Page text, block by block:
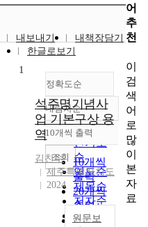
내보내기
내책장담기
한글로보기
정확도순
정확도
순
인기도
순
연도순
제목순
저자순
발행기
내림차순
내림차순
10개씩 출력
10개씩
출력
20개씩
출력
30개씩
조회
1
석주명기념사
업 기본구상 용
역
김찬수
제주특별자치도
2024
원문보
어
추
천
이
검
색
어
로
많
이
본
자
료